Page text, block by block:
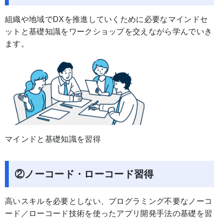
組織や地域でDXを推進していくために必要なマインドセ
ットと基礎知識をワークショップを交えながら学んでいき
ます。
マインドと基礎知識を習得
②ノーコード・ローコード習得
高いスキルを必要としない、プログラミング不要なノーコ
ード／ローコード技術を使ったアプリ開発手法の基礎を習